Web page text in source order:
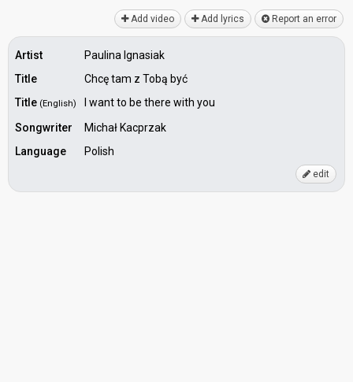
Add video Add lyrics Report an error
Artist
Paulina Ignasiak
Title
Chcę tam z Tobą być
Title (English)
I want to be there with you
Songwriter
Michał Kacprzak
Language
Polish
edit